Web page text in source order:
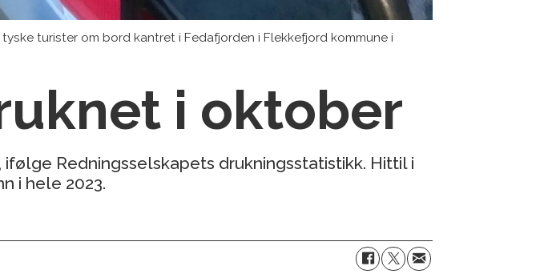
turister om bord kantret i Fedafjorden i Flekkefjord kommune i
i oktober
Redningsselskapets drukningsstatistikk. Hittil i
i hele 2023.